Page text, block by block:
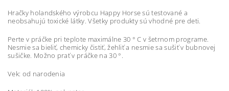
Hračky holandského výrobcu Happy Horse sú testované a
neobsahujú toxické látky. Všetky produkty sú vhodné pre deti.
Perte v práčke pri teplote maximálne 30 ° C v šetrnom programe.
Nesmie sa bieliť, chemicky čistiť, žehliť a nesmie sa sušiť v bubnovej
sušičke. Možno prať v práčke na 30 °.
Vek: od narodenia